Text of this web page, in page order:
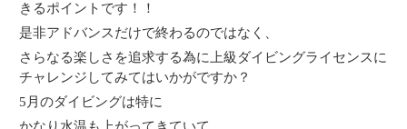
きるポイントです！！
是非アドバンスだけで終わるのではなく、
さらなる楽しさを追求する為に上級ダイビングライセンスに
チャレンジしてみてはいかがですか？
5月のダイビングは特に